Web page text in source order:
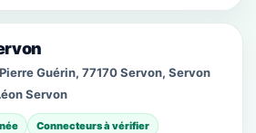
Guérin, 77170 Servon, Servon
Servon
Connecteurs à vérifier